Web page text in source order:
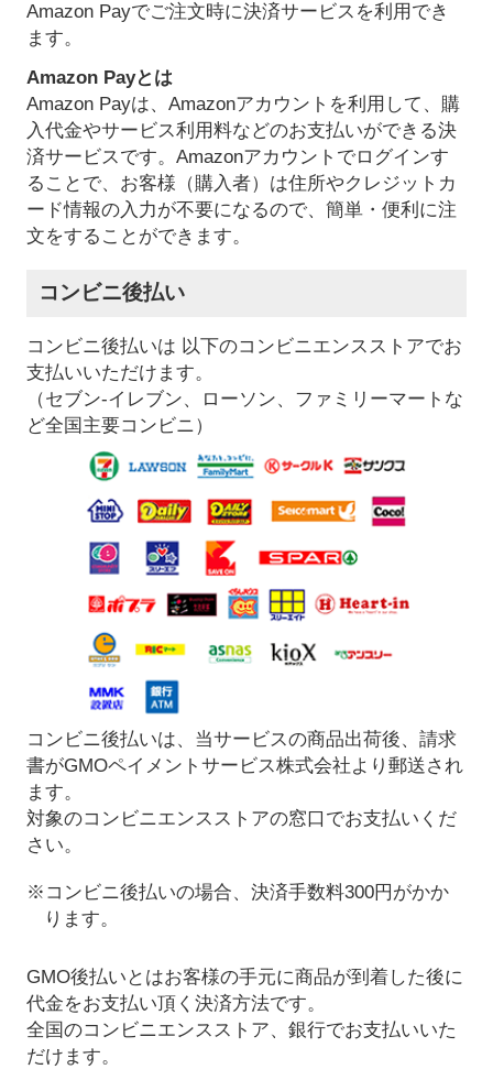
Amazon Payでご注文時に決済サービスを利用でき
ます。
Amazon Payとは
Amazon Payは、Amazonアカウントを利用して、購
入代金やサービス利用料などのお支払いができる決
済サービスです。Amazonアカウントでログインす
ることで、お客様（購入者）は住所やクレジットカ
ード情報の入力が不要になるので、簡単・便利に注
文をすることができます。
コンビニ後払い
コンビニ後払いは 以下のコンビニエンスストアでお
支払いいただけます。
（セブン-イレブン、ローソン、ファミリーマートな
ど全国主要コンビニ）
コンビニ後払いは、当サービスの商品出荷後、請求
書がGMOペイメントサービス株式会社より郵送され
ます。
対象のコンビニエンスストアの窓口でお支払いくだ
さい。
※コンビニ後払いの場合、決済手数料300円がかか
ります。
GMO後払いとはお客様の手元に商品が到着した後に
代金をお支払い頂く決済方法です。
全国のコンビニエンスストア、銀行でお支払いいた
だけます。